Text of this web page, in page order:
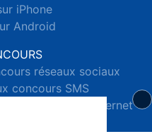
iPhone
Android
réseaux sociaux
concours SMS
téléphone et internet